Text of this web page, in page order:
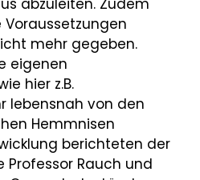
abzuleiten. Zudem
mehr gegeben.
eigenen
hier z.B.
lebensnah von den
Hemmnisen
berichteten der
Professor Rauch und